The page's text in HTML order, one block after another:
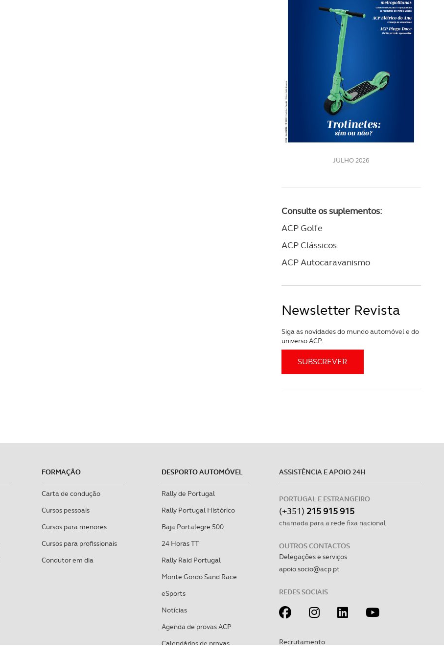
JULHO 2026
Consulte os suplementos:
ACP Golfe
ACP Clássicos
ACP Autocaravanismo
Newsletter Revista
Siga as novidades do mundo automóvel e do
universo ACP.
FORMAÇÃO
Carta de condução
Cursos pessoais
Cursos para menores
Cursos para profissionais
Condutor em dia
VIAGENS E LAZER
DESPORTO AUTOMÓVEL
Rally de Portugal
Rally Portugal Histórico
Baja Portalegre 500
24 Horas TT
Rally Raid Portugal
Monte Gordo Sand Race
eSports
Notícias
Agenda de provas ACP
Calendários de provas
ASSISTÊNCIA E APOIO 24H
PORTUGAL E ESTRANGEIRO
(+351) 215 915 915
chamada para a rede fixa nacional
OUTROS CONTACTOS
Delegações e serviços
apoio.socio@acp.pt
REDES SOCIAIS
Recrutamento